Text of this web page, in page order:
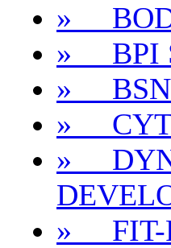
»
» BPI
» BSN
»
»
» FIT-